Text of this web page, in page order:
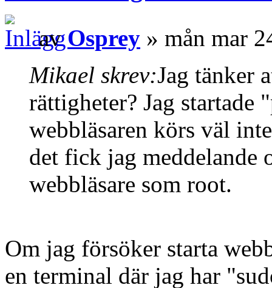
avOsprey » mån mar
Mikael skrev:Jag tänker
rättigheter? Jag startade
webbläsaren körs väl
det fick jag meddelande
webbläsare som root.
Om jag försöker starta
en terminal där jag har